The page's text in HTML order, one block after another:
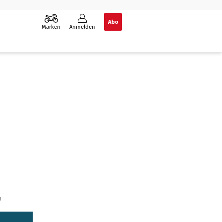
Marken Anmelden
Abo